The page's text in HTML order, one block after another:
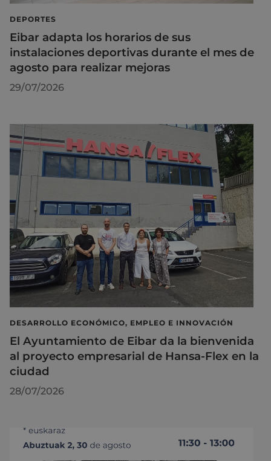
DEPORTES
Eibar adapta los horarios de sus
instalaciones deportivas durante el mes de
agosto para realizar mejoras
29/07/2026
DESARROLLO ECONÓMICO, EMPLEO E INNOVACIÓN
El Ayuntamiento de Eibar da la bienvenida
al proyecto empresarial de Hansa-Flex en la
ciudad
28/07/2026